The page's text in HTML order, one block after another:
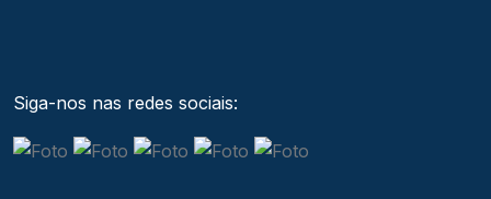
Siga-nos nas redes sociais: